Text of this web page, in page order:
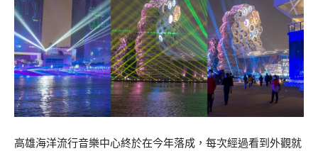
高雄海洋流行音樂中心終於在今年落成，每次經過看到外觀就